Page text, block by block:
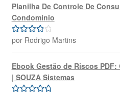
Planilha De Controle De
Condomínio
Avaliação
por Rodrigo Martins
Ebook Gestão de Riscos PDF:
| SOUZA Sistemas